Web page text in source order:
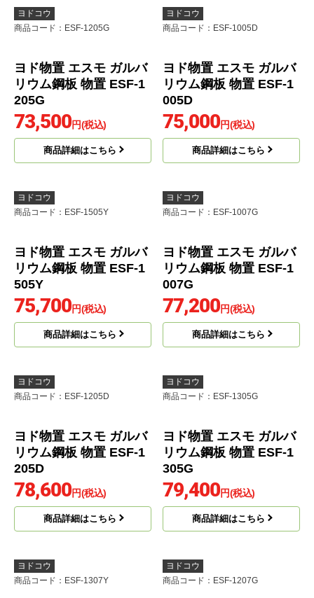
ヨドコウ
商品コード ：ESF-1205G
ヨド物置 エスモ ガルバ
リウム鋼板 物置 ESF-1
205G
73,500円(税込)
商品詳細はこちら
ヨドコウ
商品コード ：ESF-1005D
ヨド物置 エスモ ガルバ
リウム鋼板 物置 ESF-1
005D
75,000円(税込)
商品詳細はこちら
ヨドコウ
商品コード：ESF-1505Y
ヨド物置 エスモ ガルバ
リウム鋼板 物置 ESF-1
505Y
75,700円(税込)
商品詳細はこちら
ヨドコウ
商品コード：ESF-1007G
ヨド物置 エスモ ガルバ
リウム鋼板 物置 ESF-1
007G
77,200円(税込)
商品詳細はこちら
ヨドコウ
商品コード：ESF-1205D
ヨド物置 エスモ ガルバ
リウム鋼板 物置 ESF-1
205D
ヨドコウ
商品コード：ESF-1305G
ヨド物置 エスモ ガルバ
リウム鋼板 物置 ESF-1
305G